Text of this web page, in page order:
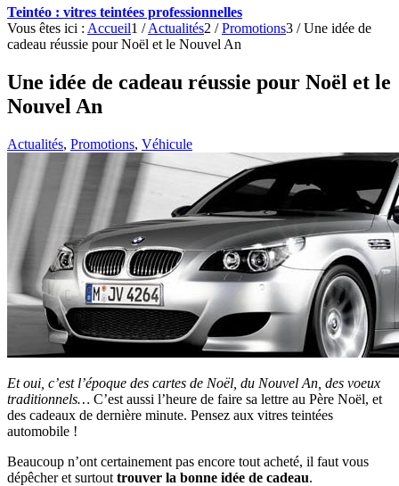
Teintéo : vitres teintées professionnelles
Vous êtes ici : Accueil1 / Actualités2 / Promotions3 / Une idée de
cadeau réussie pour Noël et le Nouvel An
Une idée de cadeau réussie pour Noël et le
Nouvel An
Actualités, Promotions, Véhicule
Et oui, c’est l’époque des cartes de Noël, du Nouvel An, des voeux
traditionnels… C’est aussi l’heure de faire sa lettre au Père Noël, et
des cadeaux de dernière minute. Pensez aux vitres teintées
automobile !
Beaucoup n’ont certainement pas encore tout acheté, il faut vous
dépêcher et surtout trouver la bonne idée de cadeau.